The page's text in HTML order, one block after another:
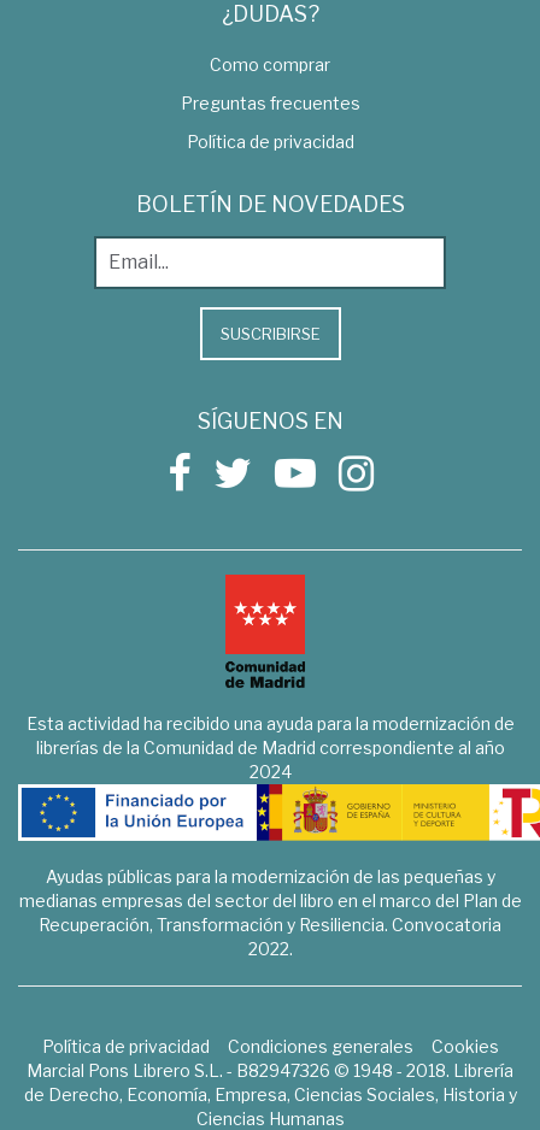
¿DUDAS?
Como comprar
Preguntas frecuentes
Política de privacidad
BOLETÍN DE NOVEDADES
SUSCRIBIRSE
SÍGUENOS EN
Esta actividad ha recibido una ayuda para la modernización de
librerías de la Comunidad de Madrid correspondiente al año
2024
Ayudas públicas para la modernización de las pequeñas y
medianas empresas del sector del libro en el marco del Plan de
Recuperación, Transformación y Resiliencia. Convocatoria
2022.
Política de privacidad Condiciones generales
Cookies
Marcial Pons Librero S.L. - B82947326 © 1948 - 2018. Librería
de Derecho, Economía, Empresa, Ciencias Sociales, Historia y
Ciencias Humanas